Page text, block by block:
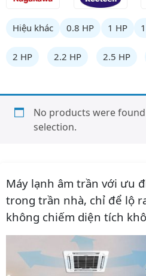
Hiệu khác 0.8 HP 1 HP
2 HP 2.2 HP 2.5 HP
No products were
selection.
Máy lạnh âm trần với ưu
trong trần nhà, chỉ để lộ
không chiếm diện tích